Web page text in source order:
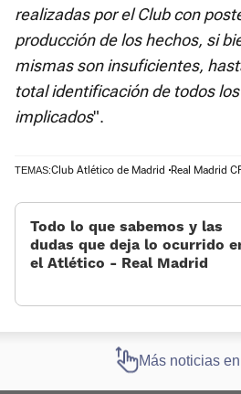
realizadas por el Club con
producción de los hechos, si
mismas son insuficientes,
total identificación de todos
implicados".
TEMAS:Club Atlético de Madrid Real Madrid
Todo lo que sabemos y las
dudas que deja lo ocurrido
el Atlético - Real Madrid
Más noticias